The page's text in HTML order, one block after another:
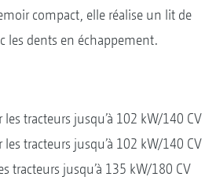
compact, elle réalise un lit de
les dents en échappement.
les tracteurs jusqu’à 102 kW/140 CV
les tracteurs jusqu’à 102 kW/140 CV
tracteurs jusqu’à 135 kW/180 CV